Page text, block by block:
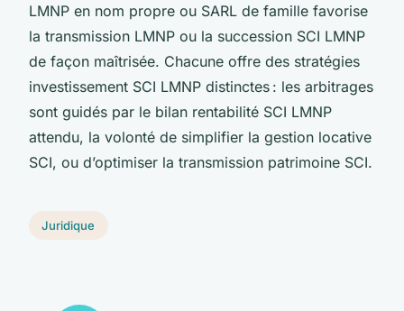
LMNP en nom propre ou SARL de famille favorise
la transmission LMNP ou la succession SCI LMNP
de façon maîtrisée. Chacune offre des stratégies
investissement SCI LMNP distinctes : les arbitrages
sont guidés par le bilan rentabilité SCI LMNP
attendu, la volonté de simplifier la gestion locative
SCI, ou d’optimiser la transmission patrimoine SCI.
Juridique